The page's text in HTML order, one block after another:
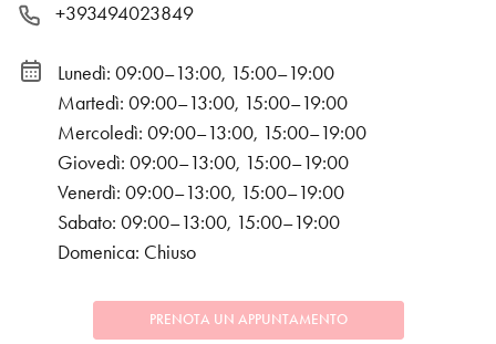
+393494023849
Lunedì: 09:00–13:00, 15:00–19:00
Martedì: 09:00–13:00, 15:00–19:00
Mercoledì: 09:00–13:00, 15:00–19:00
Giovedì: 09:00–13:00, 15:00–19:00
Venerdì: 09:00–13:00, 15:00–19:00
Sabato: 09:00–13:00, 15:00–19:00
Domenica: Chiuso
PRENOTA UN APPUNTAMENTO